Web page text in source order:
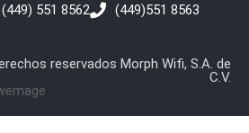
(449) 551 8562
(449)551 8563
reservados Morph Wifi, S.A. de
C.V.